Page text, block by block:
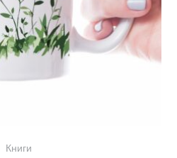
Книги